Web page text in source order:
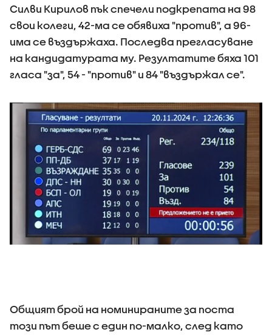
Силви Кирилов пък спечели подкрепата на 98
свои колеги, 42-ма се обявиха "против", а 96-
има се въздържаха. Последва прегласуване
на кандидатурата му. Резултатите бяха 101
гласа "за", 54 - "против" и 84 "въздържал се".
Общият брой на номинираните за поста
този път беше с един по-малко, след като